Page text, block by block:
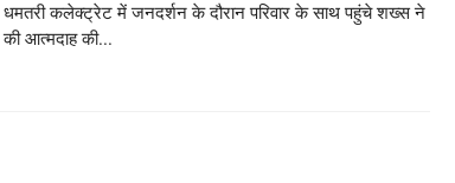
धमतरी कलेक्ट्रेट में जनदर्शन के दौरान परिवार के साथ पहुंचे शख्स ने
की आत्मदाह की...